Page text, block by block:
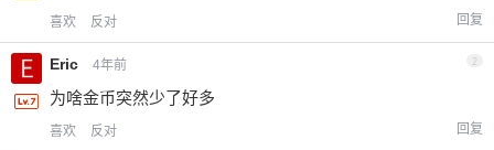
喜欢 反对 回复
Eric 4年前 2
为啥金币突然少了好多
喜欢 反对 回复